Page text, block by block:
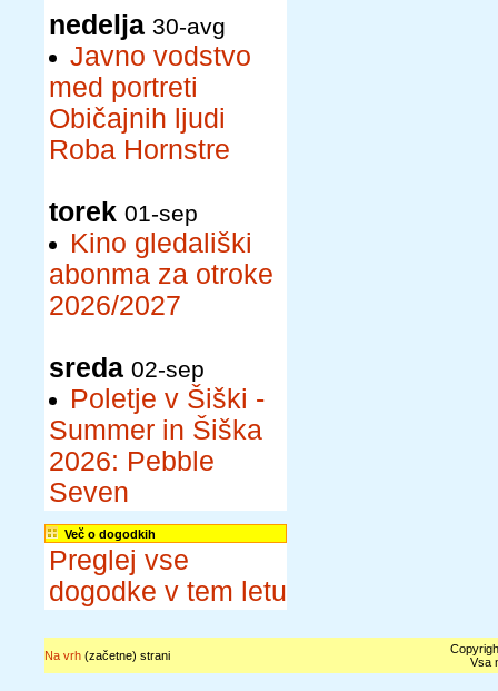
nedelja 30-avg
Javno vodstvo
med portreti
Običajnih ljudi
Roba Hornstre
torek 01-sep
Kino gledališki
abonma za otroke
2026/2027
sreda 02-sep
Poletje v Šiški -
Summer in Šiška
2026: Pebble
Seven
Več o dogodkih
Preglej vse
dogodke v tem letu
Na vrh(začetne) strani
Vsa